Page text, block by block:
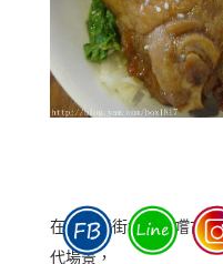
在懷舊老街食堂品嚐古
代場景，